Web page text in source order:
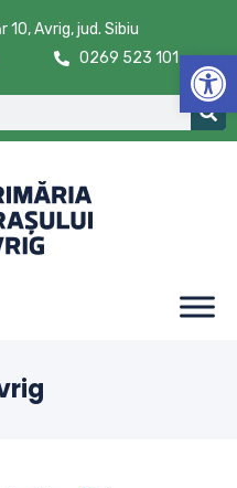
10, Avrig, jud. Sibiu
0269 523 101